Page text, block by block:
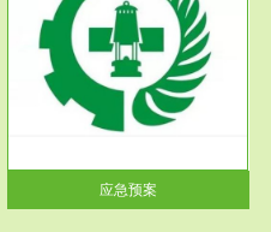
应急预案